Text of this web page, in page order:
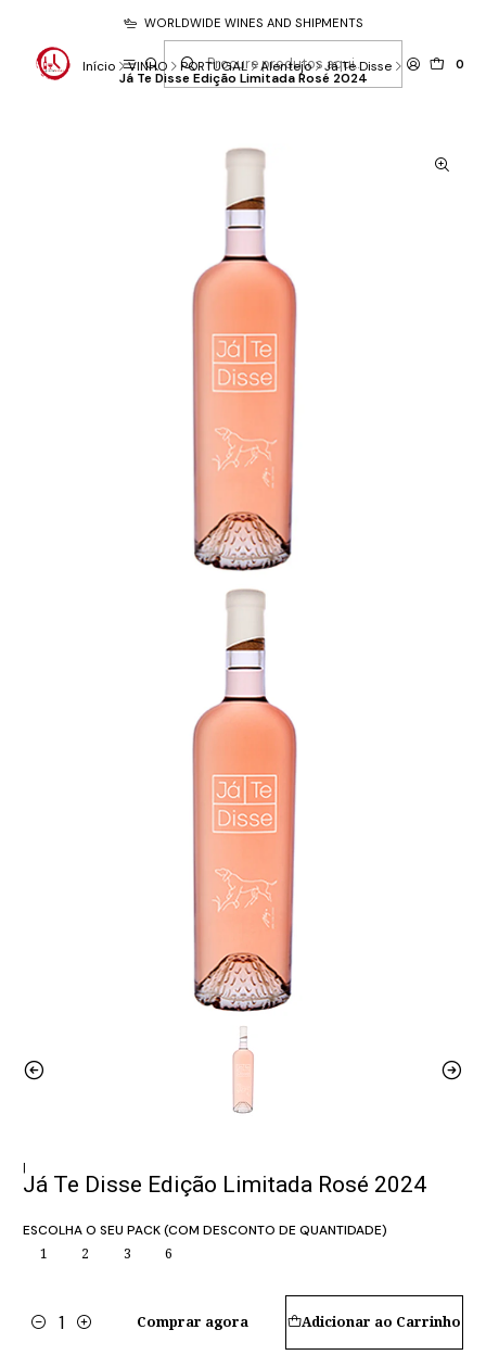
0
WORLDWIDE WINES AND SHIPMENTS
Início VINHO PORTUGAL Alentejo Já Te Disse
Já Te Disse Edição Limitada Rosé 2024
|
Já Te Disse Edição Limitada Rosé 2024
ESCOLHA O SEU PACK (COM DESCONTO DE QUANTIDADE)
1 2 3 6
Quantidade
Adicionar ao Carrinho
Comprar agora